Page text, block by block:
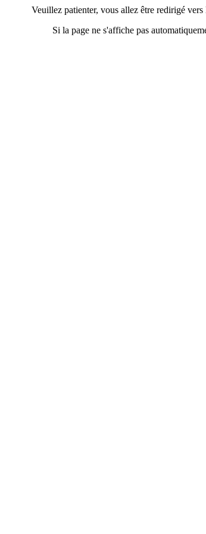
Veuillez patienter, vous allez être redirigé vers
Si la page ne s'affiche pas